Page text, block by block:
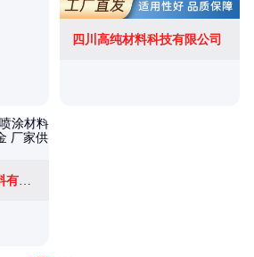
四川高纯材料科技有限公司